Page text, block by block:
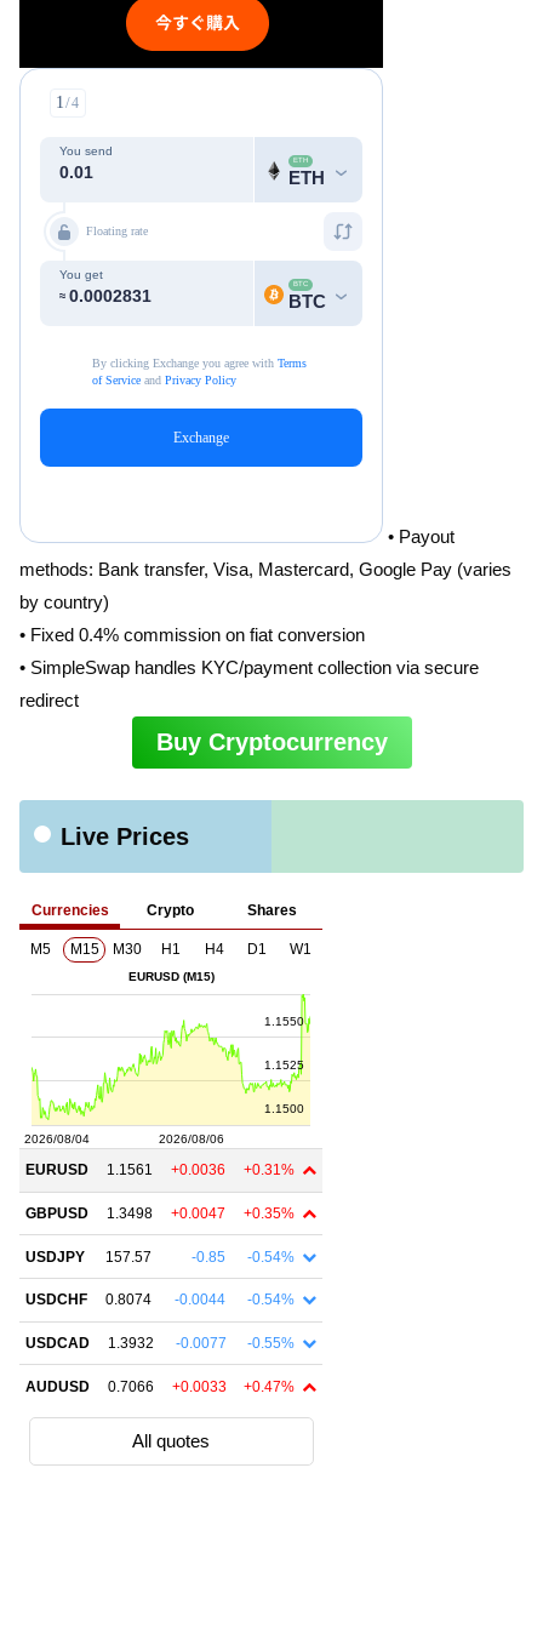
• Payout
methods: Bank transfer, Visa, Mastercard, Google Pay (varies
by country)
• Fixed 0.4% commission on fiat conversion
• SimpleSwap handles KYC/payment collection via secure
redirect
Buy Cryptocurrency
Live Prices